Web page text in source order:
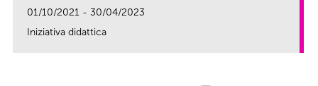
01/10/2021 - 30/04/2023
Iniziativa didattica